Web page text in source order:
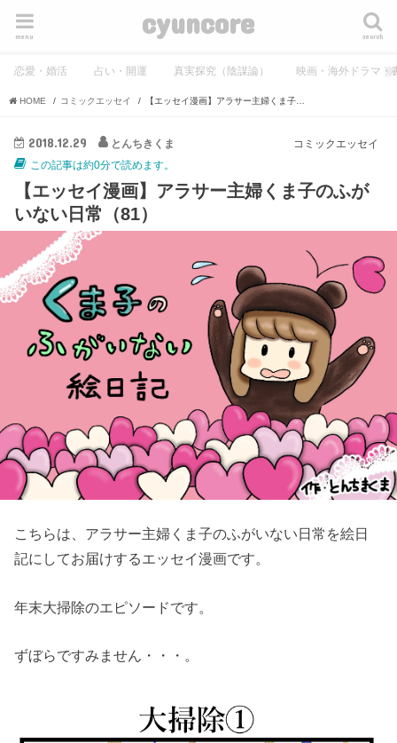
cyuncore search
menu
恋愛・婚活 占い・開運 真実探究（陰謀論） 映画・海外ドラマ・
HOME コミックエッセイ
コミックエッセイ
2018.12.29
とんちきくま
この記事は約0分で読めます。
【エッセイ漫画】アラサー主婦くま子のふが
いない日常（81）
こちらは、アラサー主婦くま子のふがいない日常を絵日
記にしてお届けするエッセイ漫画です。
年末大掃除のエピソードです。
ずぼらですみません・・・。